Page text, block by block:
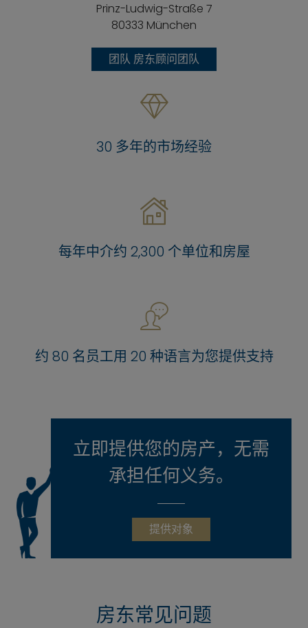
Prinz-Ludwig-Straße 7
80333 München
团队 房东顾问团队
30 多年的市场经验
每年中介约 2,300 个单位和房屋
约 80 名员工用 20 种语言为您提供支持
立即提供您的房产，无需
承担任何义务。
提供对象
房东常见问题